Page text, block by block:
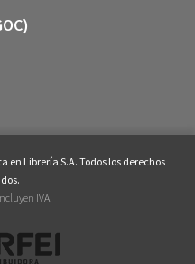
Librería S.A. Todos los derechos
IVA.